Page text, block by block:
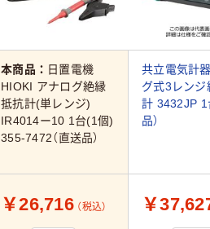
本商品： 日置電機
HIOKI アナログ絶縁
抵抗計(単レンジ)
IR4014ー10 1台(1個)
355-7472（直送品）
共立電気計
グ式3レンジ
計 3432JP 1
品）
￥26,716 （税込） ￥